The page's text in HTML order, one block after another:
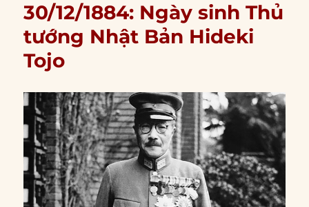
30/12/1884: Ngày sinh Thủ
tướng Nhật Bản Hideki
Tojo